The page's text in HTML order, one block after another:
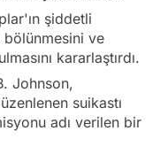
şiddetli
bölünmesini ve
kararlaştırdı.
Johnson,
suikastı
adı verilen bir